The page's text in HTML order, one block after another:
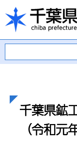
千葉県鉱
（令和